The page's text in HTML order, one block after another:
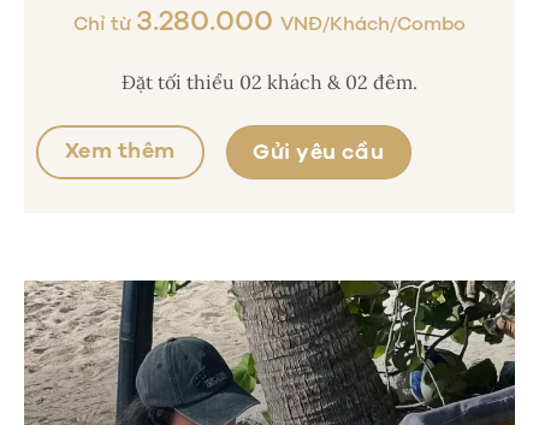
Chỉ từ 3.280.000 VNĐ/Khách/Combo
Đặt tối thiểu 02 khách & 02 đêm.
Xem thêm Gửi yêu cầu